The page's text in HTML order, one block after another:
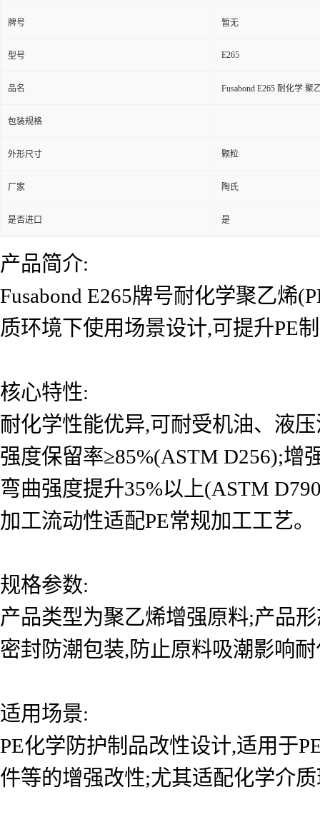
牌号 暂无
型号 E265
品名 Fusabond E265 耐化学 聚
包装规格
外形尺寸 颗粒
厂家 陶氏
是否进口 是
产品简介:
Fusabond E265牌号耐化学聚乙烯
质环境下使用场景设计,可提升PE
核心特性:
耐化学性能优异,可耐受机油、液
强度保留率≥85%(ASTM D256);增
弯曲强度提升35%以上(ASTM
加工流动性适配PE常规加工工艺。
规格参数:
产品类型为聚乙烯增强原料;产品
密封防潮包装,防止原料吸潮影响
适用场景:
PE化学防护制品改性设计,适用于
件等的增强改性;尤其适配化学介